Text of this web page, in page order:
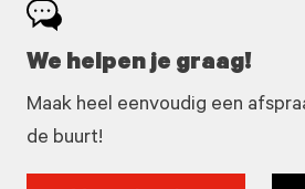
We helpen je graag!
Maak heel eenvoudig een
de buurt!